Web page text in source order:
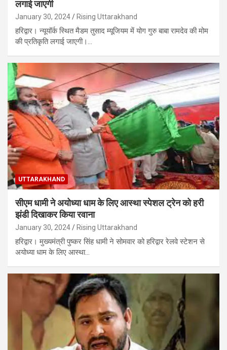
लगाई जाएगी
January 30, 2024 Rising Uttarakhand
हरिद्वार। न्यूयॉर्क स्थित मैडम तुसाद म्यूजियम में योग गुरु बाबा रामदेव की मोम
की प्रतिकृति लगाई जाएगी।…
UTTARAKHAND
सीएम धामी ने अयोध्या धाम के लिए आस्था स्पेशल ट्रेन को हरी
झंडी दिखाकर किया रवाना
January 30, 2024 Rising Uttarakhand
हरिद्वार। मुख्यमंत्री पुष्कर सिंह धामी ने सोमवार को हरिद्वार रेलवे स्टेशन से
अयोध्या धाम के लिए आस्था…